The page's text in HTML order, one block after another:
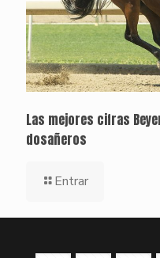
Las mejores cifras
dosañeros
Entrar